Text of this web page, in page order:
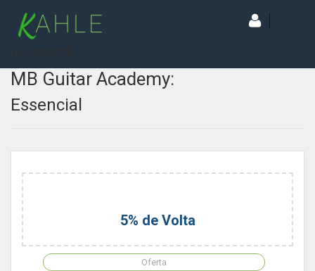
MB Guitar Academy:
Essencial
5% de Volta
Oferta